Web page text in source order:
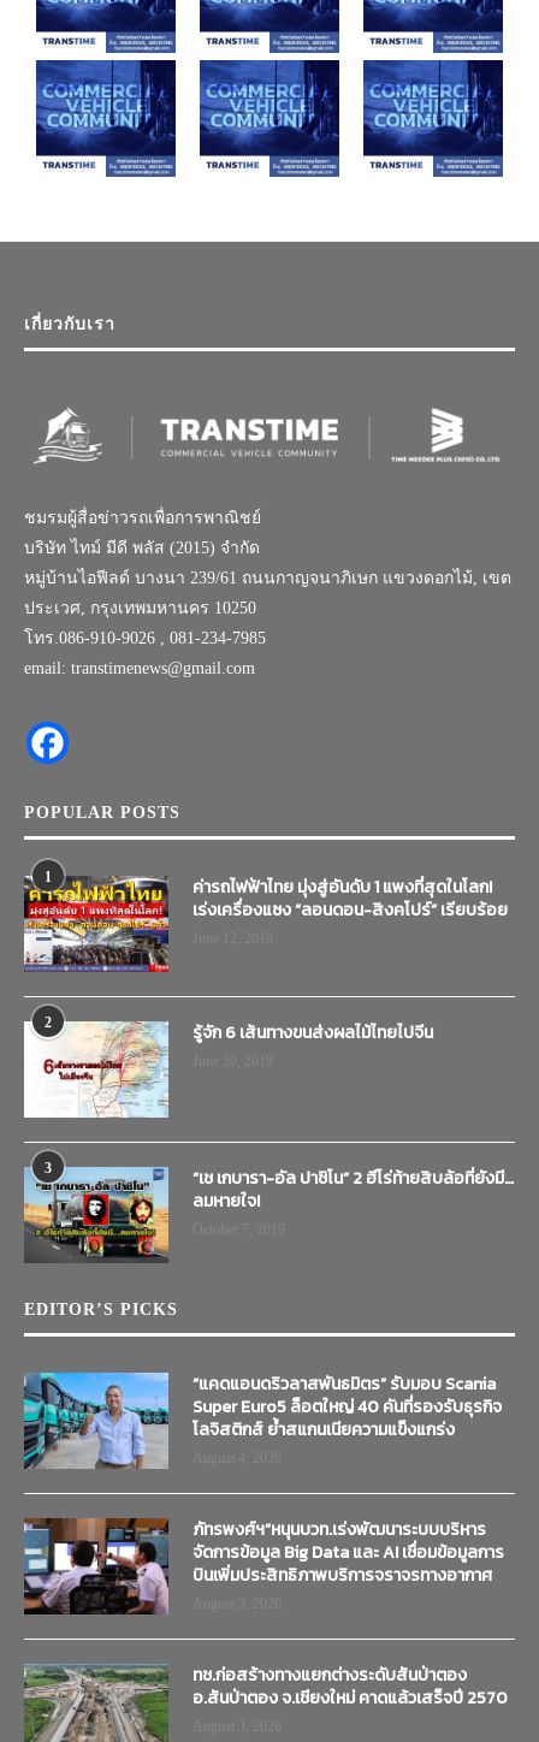
เกี่ยวกับเรา
ชมรมผู้สื่อข่าวรถเพื่อการพาณิชย์
บริษัท ไทม์ มีดี พลัส (2015) จำกัด
หมู่บ้านไอฟีลด์ บางนา 239/61 ถนนกาญจนาภิเษก แขวงดอกไม้, เขต
ประเวศ, กรุงเทพมหานคร 10250
โทร.086-910-9026 , 081-234-7985
email: transtimenews@gmail.com
POPULAR POSTS
1
ค่ารถไฟฟ้าไทย มุ่งสู่อันดับ 1 แพงที่สุดในโลก!
เร่งเครื่องแซง “ลอนดอน-สิงคโปร์” เรียบร้อย
2 รู้จัก 6 เส้นทางขนส่งผลไม้ไทยไปจีน
3
“เช เกบารา-อัล ปาชิโน” 2 ฮีโร่ท้ายสิบล้อที่ยังมี…
ลมหายใจ!
EDITOR’S PICKS
“แคดแอนดริวลาสพันธมิตร” รับมอบ Scania
Super Euro5 ล็อตใหญ่ 40 คันที่รองรับธุรกิจ
โลจิสติกส์ ย้ำสแกนเนียความแข็งแกร่ง
ภัทรพงศ์ฯ”หนุนบวท.เร่งพัฒนาระบบบริหาร
จัดการข้อมูล Big Data และ AI เชื่อมข้อมูลการ
บินเพิ่มประสิทธิภาพบริการจราจรทางอากาศ
ทช.ก่อสร้างทางแยกต่างระดับสันป่าตอง
อ.สันป่าตอง จ.เชียงใหม่ คาดแล้วเสร็จปี 2570